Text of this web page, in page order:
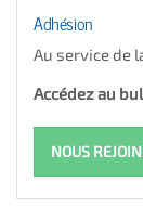
Adhésion
Au service de
Accédez au
NOUS